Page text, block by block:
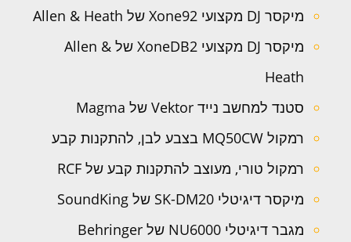
מיקסר DJ מקצועי Xone92 של Allen & Heath
מיקסר DJ מקצועי XoneDB2 של Allen &
Heath
סטנד למחשב נייד Vektor של Magma
רמקול MQ50CW בצבע לבן, להתקנות קבע
רמקול טורי, מעוצב להתקנות קבע של RCF
מיקסר דיגיטלי SK-DM20 של SoundKing
מגבר דיגיטלי NU6000 של Behringer